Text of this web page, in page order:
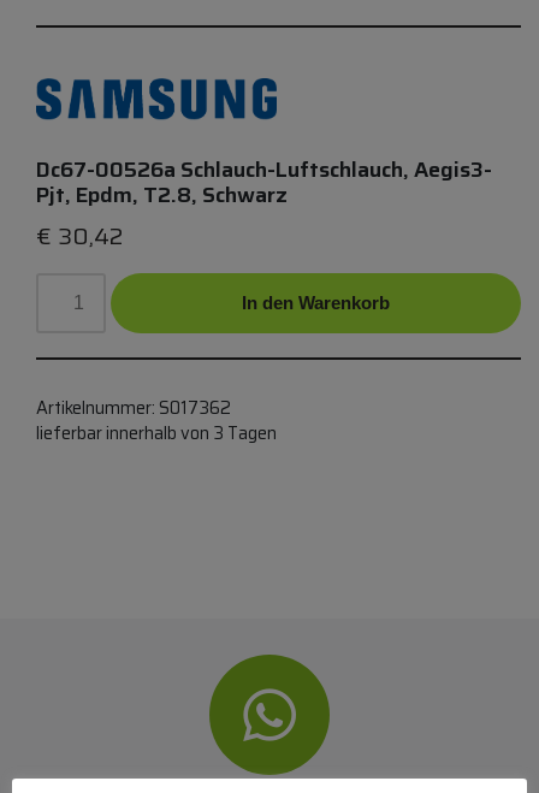
Dc67-00526a Schlauch-Luftschlauch, Aegis3-
Pjt, Epdm, T2.8, Schwarz
€ 30,42
In den Warenkorb
Artikelnummer: S017362
lieferbar innerhalb von 3 Tagen